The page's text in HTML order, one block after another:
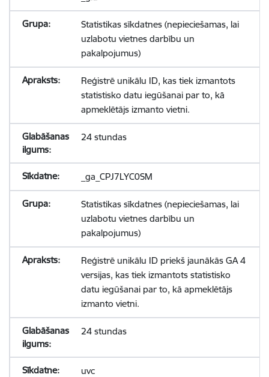
Statistikas sīkdatnes (nepieciešamas, lai
uzlabotu vietnes darbību un
pakalpojumus)
Reģistrē unikālu ID, kas tiek izmantots
statistisko datu iegūšanai par to, kā
apmeklētājs izmanto vietni.
24 stundas
_ga_CPJ7LYC0SM
Statistikas sīkdatnes (nepieciešamas, lai
uzlabotu vietnes darbību un
pakalpojumus)
Reģistrē unikālu ID priekš jaunākās GA 4
versijas, kas tiek izmantots statistisko
datu iegūšanai par to, kā apmeklētājs
izmanto vietni.
24 stundas
uvc